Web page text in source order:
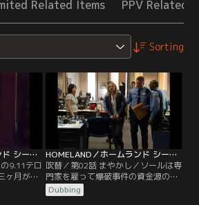
Related Items PPV Related
Sorting
HOMELAND／ホームランド シーズン3 第01話／吹替
9.11テロ
ヶ月が経
ディー
ると噂
HOMELAND／ホームランド シーズン3 第02話／吹替
吹替／第02話 まやかし／ソールは専
門家を雇って爆破事件の資金源の痕
跡を追わせ、事件の首謀者を見つけ
出そうとする。その頃ピーター･ク
Dubbing